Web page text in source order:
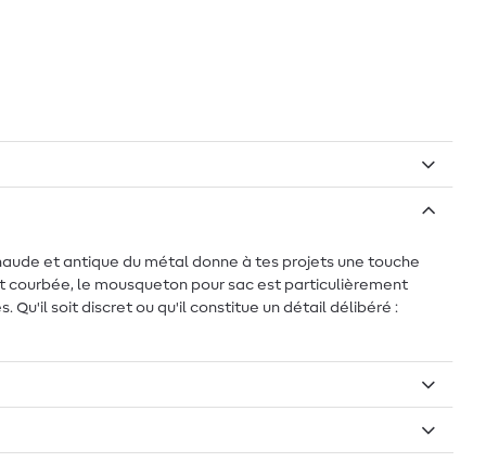
et antique du métal donne à tes projets une touche
le mousqueton pour sac est particulièrement
Qu'il soit discret ou qu'il constitue un détail délibéré :